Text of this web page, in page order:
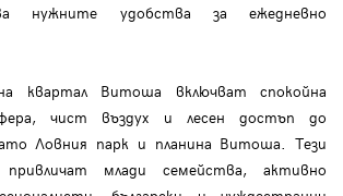
нужните удобства за ежедневно
квартал Витоша включват спокойна
чист въздух и лесен достъп до
Ловния парк и планина Витоша. Тези
привличат млади семейства, активно